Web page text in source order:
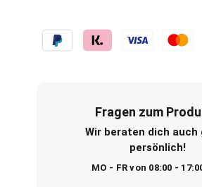
Fragen zum
Wir beraten dich auch
persönlich!
MO - FR von 08:00 -